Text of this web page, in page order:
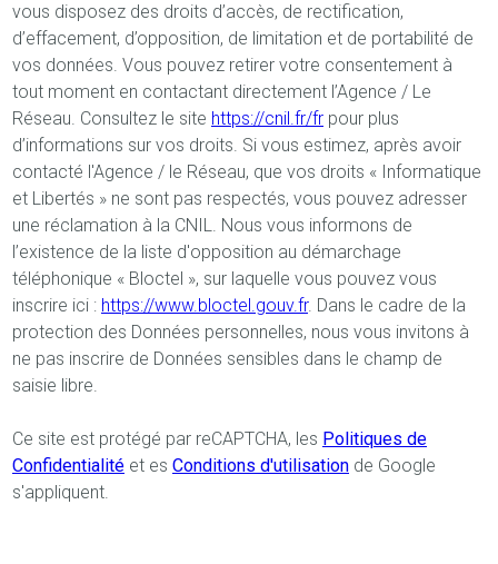
vous disposez des droits d’accès, de rectification,
d’effacement, d’opposition, de limitation et de portabilité de
vos données. Vous pouvez retirer votre consentement à
tout moment en contactant directement l’Agence / Le
Réseau. Consultez le site https://cnil.fr/fr pour plus
d’informations sur vos droits. Si vous estimez, après avoir
contacté l'Agence / le Réseau, que vos droits « Informatique
et Libertés » ne sont pas respectés, vous pouvez adresser
une réclamation à la CNIL. Nous vous informons de
l’existence de la liste d'opposition au démarchage
téléphonique « Bloctel », sur laquelle vous pouvez vous
inscrire ici : https://www.bloctel.gouv.fr. Dans le cadre de la
protection des Données personnelles, nous vous invitons à
ne pas inscrire de Données sensibles dans le champ de
saisie libre.
Ce site est protégé par reCAPTCHA, les Politiques de
Confidentialité et es Conditions d'utilisation de Google
s'appliquent.